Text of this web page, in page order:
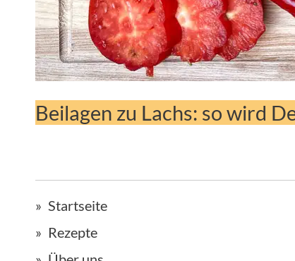
Beilagen zu Lachs: so wird
Startseite
Rezepte